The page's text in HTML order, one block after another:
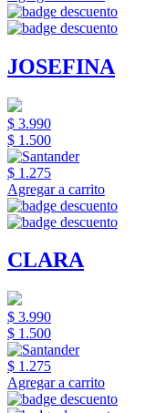
JOSEFINA
$ 3.990
$ 1.500
$ 1.275
Agregar a carrito
CLARA
$ 3.990
$ 1.500
$ 1.275
Agregar a carrito